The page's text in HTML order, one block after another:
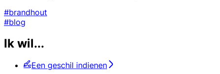
#brandhout
#blog
Ik wil...
Een geschil indienen